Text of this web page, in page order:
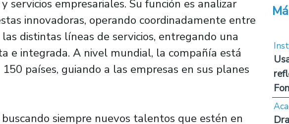
servicios empresariales. Su función es analizar
innovadoras, operando coordinadamente entre
distintas líneas de servicios, entregando una
e integrada. A nivel mundial, la compañía está
países, guiando a las empresas en sus planes
siempre nuevos talentos que estén en